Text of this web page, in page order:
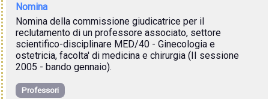
Nomina
Nomina della commissione giudicatrice per il
reclutamento di un professore associato, settore
scientifico-disciplinare MED/40 - Ginecologia e
ostetricia, facolta' di medicina e chirurgia (II sessione
2005 - bando gennaio).
Professori